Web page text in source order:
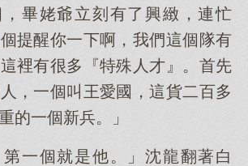
畢姥爺立刻有了興緻，連忙
提醒你一下啊，我們這個隊有
裡有很多『特殊人才』。首先
，一個叫王愛國，這貨二百多
的一個新兵。」
第一個就是他。」沈龍翻著白